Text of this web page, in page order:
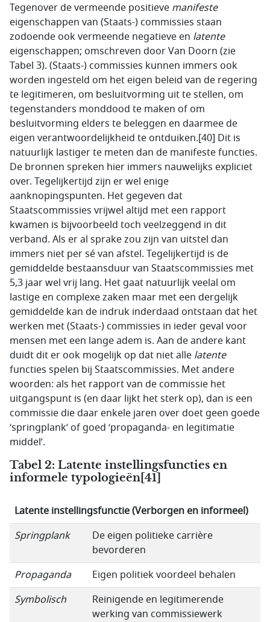
Tegenover de vermeende positieve manifeste
eigenschappen van (Staats-) commissies staan
zodoende ook vermeende negatieve en latente
eigenschappen; omschreven door Van Doorn (zie
Tabel 3). (Staats-) commissies kunnen immers ook
worden ingesteld om het eigen beleid van de regering
te legitimeren, om besluitvorming uit te stellen, om
tegenstanders monddood te maken of om
besluitvorming elders te beleggen en daarmee de
eigen verantwoordelijkheid te ontduiken.[40] Dit is
natuurlijk lastiger te meten dan de manifeste functies.
De bronnen spreken hier immers nauwelijks expliciet
over. Tegelijkertijd zijn er wel enige
aanknopingspunten. Het gegeven dat
Staatscommissies vrijwel altijd met een rapport
kwamen is bijvoorbeeld toch veelzeggend in dit
verband. Als er al sprake zou zijn van uitstel dan
immers niet per sé van afstel. Tegelijkertijd is de
gemiddelde bestaansduur van Staatscommissies met
5,3 jaar wel vrij lang. Het gaat natuurlijk veelal om
lastige en complexe zaken maar met een dergelijk
gemiddelde kan de indruk inderdaad ontstaan dat het
werken met (Staats-) commissies in ieder geval voor
mensen met een lange adem is. Aan de andere kant
duidt dit er ook mogelijk op dat niet alle latente
functies spelen bij Staatscommissies. Met andere
woorden: als het rapport van de commissie het
uitgangspunt is (en daar lijkt het sterk op), dan is een
commissie die daar enkele jaren over doet geen goede
‘springplank’ of goed ‘propaganda- en legitimatie
middel’.
Tabel 2: Latente instellingsfuncties en
informele typologieën [41]
Latente instellingsfunctie (Verborgen en informeel)
Springplank
De eigen politieke carrière
bevorderen
Propaganda
Eigen politiek voordeel behalen
Symbolisch
Reinigende en legitimerende
werking van commissiewerk